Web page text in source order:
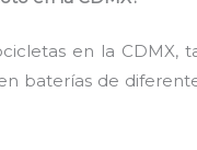
en la
baterías de